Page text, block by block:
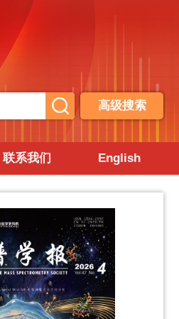
高级搜索
联系我们 English